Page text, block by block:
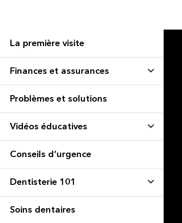
La première visite
Finances et assurances
Problèmes et solutions
Vidéos éducatives
Conseils d’urgence
Dentisterie 101
Soins dentaires